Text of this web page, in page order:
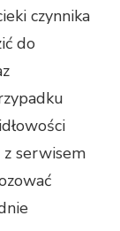
czynnika
do
serwisem